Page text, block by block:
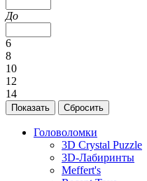
До
6
8
10
12
14
Головоломки
3D Crystal Puzzle
3D-Лабиринты
Meffert's